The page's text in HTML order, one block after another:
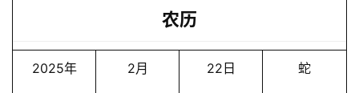
农历
2025年 2月 22日 蛇